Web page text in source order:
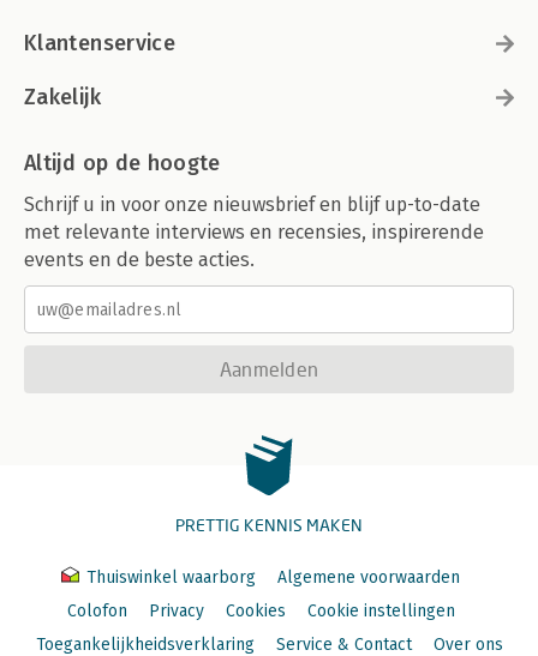
Klantenservice
Zakelijk
Altijd op de hoogte
Schrijf u in voor onze nieuwsbrief en blijf up-to-date
met relevante interviews en recensies, inspirerende
events en de beste acties.
Aanmelden
PRETTIG KENNIS MAKEN
Thuiswinkel waarborg
Algemene voorwaarden
Colofon
Privacy Cookies
Cookie instellingen
Toegankelijkheidsverklaring
Service & Contact Over ons